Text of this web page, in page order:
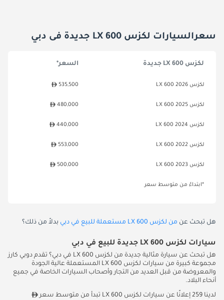
سعرالسيارات لكزس LX 600 جديدة فى دبي
لكزس LX 600 جديدة السعر*
لكزس LX 600 2026 535,500
لكزس LX 600 2025 480,000
لكزس LX 600 2024 440,000
لكزس LX 600 2022 553,000
لكزس LX 600 2023 500,000
*ابتداءً من متوسط سعر
هل تبحث عن من لكزس LX 600 مستعملة للبيع في دبي بدلاً من ذلك؟
سيارات لكزس LX 600 جديدة للبيع في دبي
هل تبحث عن سيارة مثالية جديدة من لكزس LX 600 في دبي؟ تقدم دوبي كارز
مجموعة كبيرة من سيارات لكزس LX 600 المستعملة عالية الجودة
والمعروضة من قبل العديد من التجار وأصحاب السيارات الخاصة في جميع
أنحاء البلاد.
لدينا 259 إعلانًا عن سيارات لكزس LX 600 تبدأ من متوسط سعر